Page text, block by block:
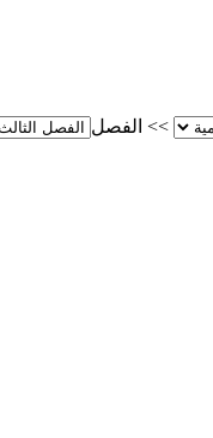
>> الفصل